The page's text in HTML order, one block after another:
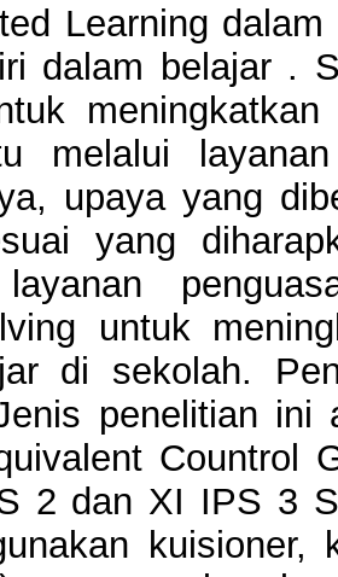
Learning
dalam belajar .
melalui
upaya yang
yang
untuk
di sekolah.
penelitian ini
Countrol
2 dan XI IPS 3
kuisioner,